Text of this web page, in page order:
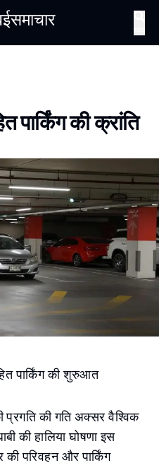
पार्किंग की क्रांति
पार्किंग की शुरुआत
की गति अक्सर वैश्विक
की हालिया घोषणा इस
की परिवहन और पार्किंग